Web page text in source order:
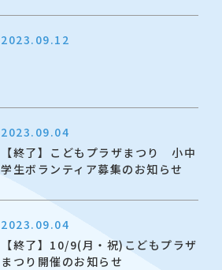
2023.09.12
2023.09.04
【終了】こどもプラザまつり 小中
学生ボランティア募集のお知らせ
2023.09.04
【終了】10/9(月・祝)こどもプラザ
まつり開催のお知らせ